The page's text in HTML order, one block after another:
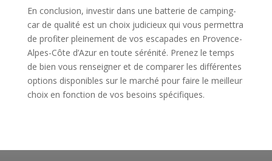
En conclusion, investir dans une batterie de camping-
car de qualité est un choix judicieux qui vous permettra
de profiter pleinement de vos escapades en Provence-
Alpes-Côte d’Azur en toute sérénité. Prenez le temps
de bien vous renseigner et de comparer les différentes
options disponibles sur le marché pour faire le meilleur
choix en fonction de vos besoins spécifiques.